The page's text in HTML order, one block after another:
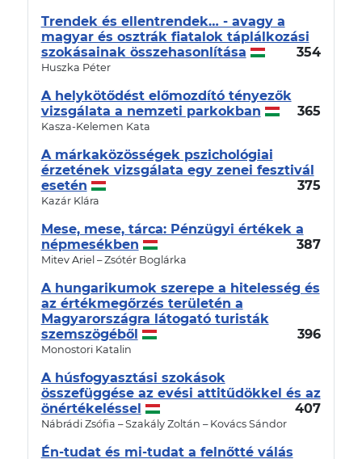
Trendek és ellentrendek… - avagy a
magyar és osztrák fiatalok táplálkozási
szokásainak összehasonlítása
354
Huszka Péter
A helykötődést előmozdító tényezők
vizsgálata a nemzeti parkokban
365
Kasza-Kelemen Kata
A márkaközösségek pszichológiai
érzetének vizsgálata egy zenei fesztivál
esetén
375
Kazár Klára
Mese, mese, tárca: Pénzügyi értékek a
népmesékben
387
Mitev Ariel – Zsótér Boglárka
A hungarikumok szerepe a hitelesség és
az értékmegőrzés területén a
Magyarországra látogató turisták
szemszögéből
396
Monostori Katalin
A húsfogyasztási szokások
összefüggése az evési attitűdökkel és az
önértékeléssel
407
Nábrádi Zsófia – Szakály Zoltán – Kovács Sándor
Én-tudat és mi-tudat a felnőtté válás